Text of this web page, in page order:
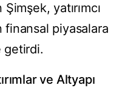
yatırımcı
finansal piyasalara
getirdi.
ve Altyapı